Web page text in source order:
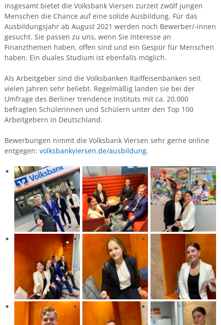
Insgesamt bietet die Volksbank Viersen zurzeit zwölf jungen
Menschen die Chance auf eine solide Ausbildung. Für das
Ausbildungsjahr ab August 2021 werden noch Bewerber/-innen
gesucht. Sie passen zu uns, wenn Sie Interesse an
Finanzthemen haben, offen sind und ein Gespür für Menschen
haben. Ein duales Studium ist ebenfalls möglich.
Als Arbeitgeber sind die Volksbanken Raiffeisenbanken seit
vielen Jahren sehr beliebt. Regelmäßig landen sie bei der
Umfrage des Berliner trendence Instituts mit ca. 20.000
befragten Schülerinnen und Schülern unter den Top 100
Arbeitgebern in Deutschland.
Bewerbungen nimmt die Volksbank Viersen sehr gerne online
entgegen: volksbankviersen.de/ausbildung.